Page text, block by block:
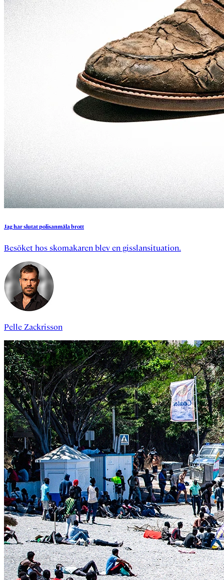
Jagharslutatpolisanmälabrott
Besöket hos skomakaren blev en gisslansituation.
Pelle Zackrisson